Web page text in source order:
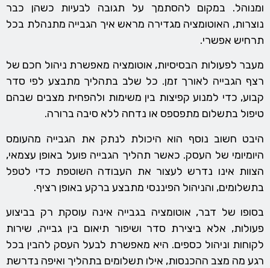
ומנוהל. במקום להסתמך על תגובה לבעיות כשהן כבר
נוצרות, האוטומציה מגדירה מראש איך הגבייה מתנהלת בכל
תרחיש אפשרי.
מעבר לפעולות הבסיסיות, אוטומציה מאפשרת ניהול חכם של
רצף הגבייה לאורך זמן. כל שלב בתהליך מתבצע לפי סדר
קבוע, כדי למנוע קפיצות בין משימות ולהפחית מצבים שבהם
טיפול בתשלום מתפספס או נדחה ללא סיבה ברורה.
היבט חשוב נוסף הוא היכולת לנתק את הגבייה מהעומס
היומיומי של העסק. כאשר תהליך הגבייה פועל באופן עצמאי,
הצוות אינו נדרש לעצור את העבודה השוטפת כדי לטפל
בתשלומים, והניהול הפיננסי מתבצע ברקע באופן רציף.
בסופו של דבר, אוטומציה בגבייה אינה עוסקת רק בביצוע
פעולות, אלא ביצירת סדר ושיפור תיאום בין גבייה, שירות
לקוחות וניהול כספים. היא מאפשרת לבעל העסק להבין בכל
רגע מה מצב ההכנסות, אילו תשלומים בתהליך ואיפה נדרשת